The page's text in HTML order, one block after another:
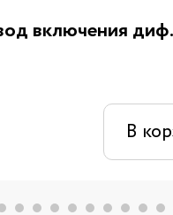
включения диф.
В